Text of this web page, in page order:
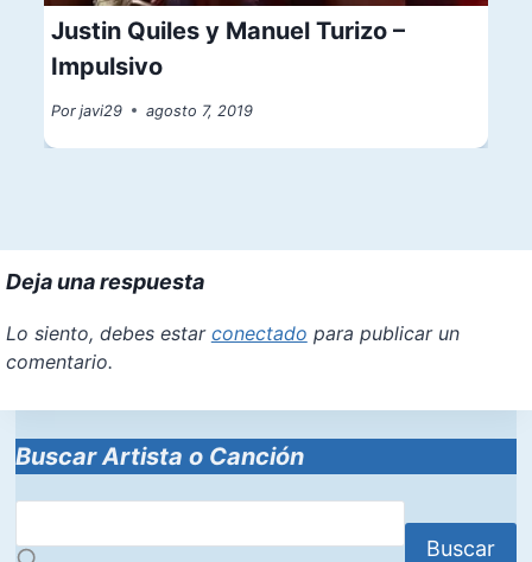
Justin Quiles y Manuel Turizo –
Impulsivo
Por javi29 agosto 7, 2019
Deja una respuesta
Lo siento, debes estar conectado para publicar un
comentario.
Buscar Artista o Canción
Buscar